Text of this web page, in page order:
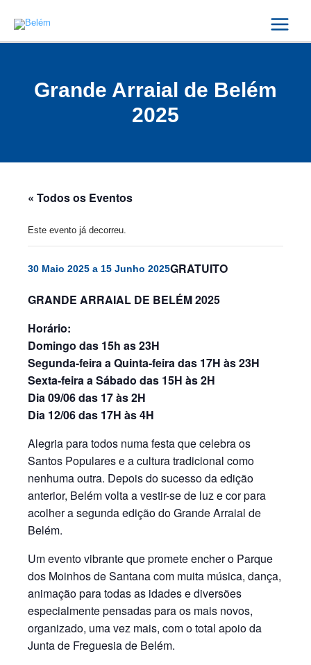
Grande Arraial de Belém
2025
« Todos os Eventos
Este evento já decorreu.
30 Maio 2025 a 15 Junho 2025GRATUITO
GRANDE ARRAIAL DE BELÉM 2025
Horário:
Domingo das 15h as 23H
Segunda-feira a Quinta-feira das 17H às 23H
Sexta-feira a Sábado das 15H às 2H
Dia 09/06 das 17 às 2H
Dia 12/06 das 17H às 4H
Alegria para todos numa festa que celebra os
Santos Populares e a cultura tradicional como
nenhuma outra. Depois do sucesso da edição
anterior, Belém volta a vestir-se de luz e cor para
acolher a segunda edição do Grande Arraial de
Belém.
Um evento vibrante que promete encher o Parque
dos Moinhos de Santana com muita música, dança,
animação para todas as idades e diversões
especialmente pensadas para os mais novos,
organizado, uma vez mais, com o total apoio da
Junta de Freguesia de Belém.